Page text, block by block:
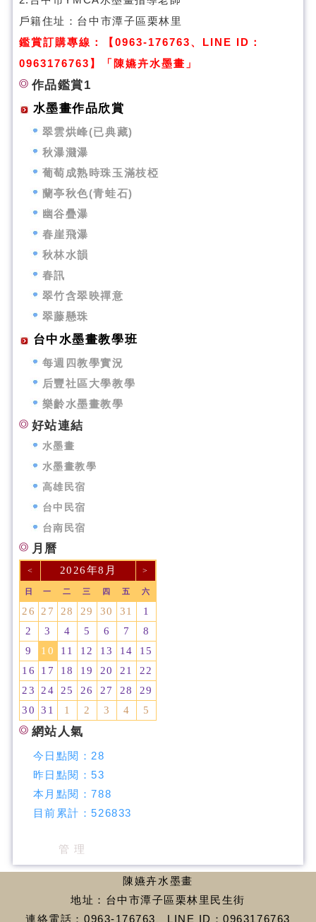
戶籍住址：台中市潭子區栗林里
鑑賞訂購專線：【0963-176763、LINE ID：
0963176763】「陳嬿卉水墨畫」
作品鑑賞1
水墨畫作品欣賞
翠雲烘峰(已典藏)
秋瀑濺瀑
葡萄成熟時珠玉滿枝椏
蘭亭秋色(青蛙石)
幽谷疊瀑
春崖飛瀑
秋林水韻
春訊
翠竹含翠映禪意
翠藤懸珠
台中水墨畫教學班
每週四教學實況
后豐社區大學教學
樂齡水墨畫教學
好站連結
水墨畫
水墨畫教學
高雄民宿
台中民宿
台南民宿
月曆
< 2026年8月 >
日 一 二 三 四 五 六
26 27 28 29 30 31
1
2
3 4 5 6 7
8
9
10 11 12 13 14
15
16
17 18 19 20 21
22
23
24 25 26 27 28
29
30
31 1 2 3 4 5
網站人氣
今日點閱：28
昨日點閱：53
本月點閱：788
目前累計：526833
管 理
陳嬿卉水墨畫
地址：台中市潭子區栗林里民生街
連絡電話：0963-176763、LINE ID：0963176763